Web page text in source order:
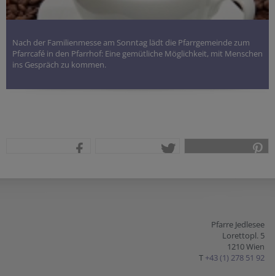
Nach der Familienmesse am Sonntag lädt die Pfarrgemeinde zum
Pfarrcafé in den Pfarrhof: Eine gemütliche Möglichkeit, mit Menschen
ins Gespräch zu kommen.
Pfarre Jedlesee
Lorettopl. 5
1210 Wien
T +43 (1) 278 51 92